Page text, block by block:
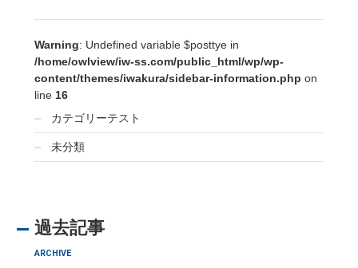
Warning: Undefined variable $posttye in
/home/owlview/iw-ss.com/public_html/wp/wp-
content/themes/iwakura/sidebar-information.php on
line 16
カテゴリーテスト
未分類
過去記事
ARCHIVE